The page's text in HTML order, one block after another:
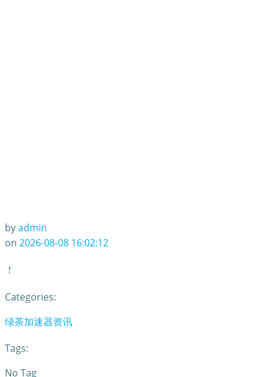
byadmin
on 2026-08-08 16:02:12
！
Categories:
绿茶加速器资讯
Tags:
No Tag